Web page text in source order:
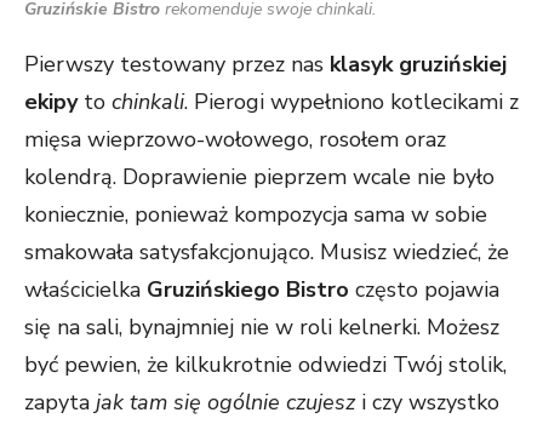
Gruzińskie Bistro rekomenduje swoje chinkali.
Pierwszy testowany przez nas klasyk gruzińskiej
ekipyto chinkali. Pierogi wypełniono kotlecikami z
mięsa wieprzowo-wołowego, rosołem oraz
kolendrą. Doprawienie pieprzem wcale nie było
koniecznie, ponieważ kompozycja sama w sobie
smakowała satysfakcjonująco. Musisz wiedzieć, że
właścicielka Gruzińskiego Bistro często pojawia
się na sali, bynajmniej nie w roli kelnerki. Możesz
być pewien, że kilkukrotnie odwiedzi Twój stolik,
zapyta jak tam się ogólnie czujeszi czy wszystko